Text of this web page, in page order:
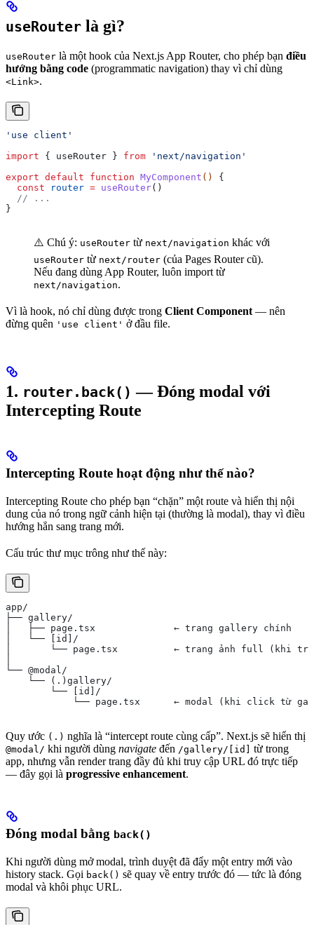
useRouter là gì?
useRouter là một hook của Next.js App Router, cho phép bạn điều
hướng bằng code (programmatic navigation) thay vì chỉ dùng
<Link>.
'use client'
import { useRouter } from 'next/navigation'
export default function MyComponent () {
  const
router = useRouter()
  // ...
}
⚠️ Chú ý: useRouter từ next/navigation khác với
useRouter từ next/router (của Pages Router cũ).
Nếu đang dùng App Router, luôn import từ
next/navigation.
Vì là hook, nó chỉ dùng được trong Client Component— nên
đừng quên 'use client' ở đầu file.
1. router.back() — Đóng modal với
Intercepting Route
Intercepting Route hoạt động như thế nào?
Intercepting Route cho phép bạn “chặn” một route và hiển thị nội
dung của nó trong ngữ cảnh hiện tại (thường là modal), thay vì điều
hướng hẳn sang trang mới.
Cấu trúc thư mục trông như thế này:
app/
├── gallery/
│   ├── page.tsx              ← trang gallery chính
│   └── [id]/
│       └── page.tsx          ← trang ảnh full (khi
└── @modal/
    └── (.)gallery/
        └── [id]/
└── page.tsx      ← modal (khi click từ
Quy ước (.) nghĩa là “intercept route cùng cấp”. Next.js sẽ hiển thị
@modal/ khi người dùng navigate đến /gallery/[id]
từ trong
app, nhưng vẫn render trang đầy đủ khi truy cập URL đó trực tiếp
— đây gọi là progressive enhancement.
Đóng modal bằng back()
Khi người dùng mở modal, trình duyệt đã đẩy một entry mới vào
history stack. Gọi back() sẽ quay về entry trước đó — tức là đóng
modal và khôi phục URL.